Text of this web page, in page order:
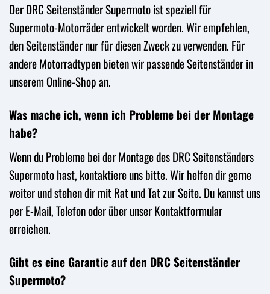
Der DRC Seitenständer Supermoto ist speziell für
Supermoto-Motorräder entwickelt worden. Wir empfehlen,
den Seitenständer nur für diesen Zweck zu verwenden. Für
andere Motorradtypen bieten wir passende Seitenständer in
unserem Online-Shop an.
Was mache ich, wenn ich Probleme bei der Montage
habe?
Wenn du Probleme bei der Montage des DRC Seitenständers
Supermoto hast, kontaktiere uns bitte. Wir helfen dir gerne
weiter und stehen dir mit Rat und Tat zur Seite. Du kannst uns
per E-Mail, Telefon oder über unser Kontaktformular
erreichen.
Gibt es eine Garantie auf den DRC Seitenständer
Supermoto?